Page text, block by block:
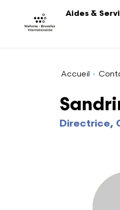
Aides &
Accueil
Directrice,